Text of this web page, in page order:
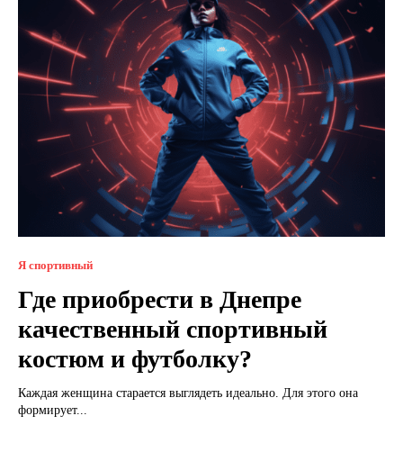
Я спортивный
Где приобрести в Днепре
качественный спортивный
костюм и футболку?
Каждая женщина старается выглядеть идеально. Для этого она
формирует...